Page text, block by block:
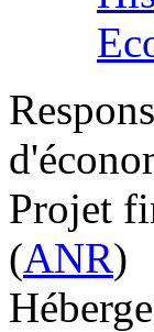
Projet
(ANR)